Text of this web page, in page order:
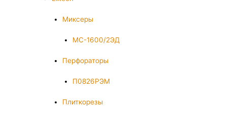
Миксеры
МС-1600/2ЭД
Перфораторы
П0826РЭМ
Плиткорезы